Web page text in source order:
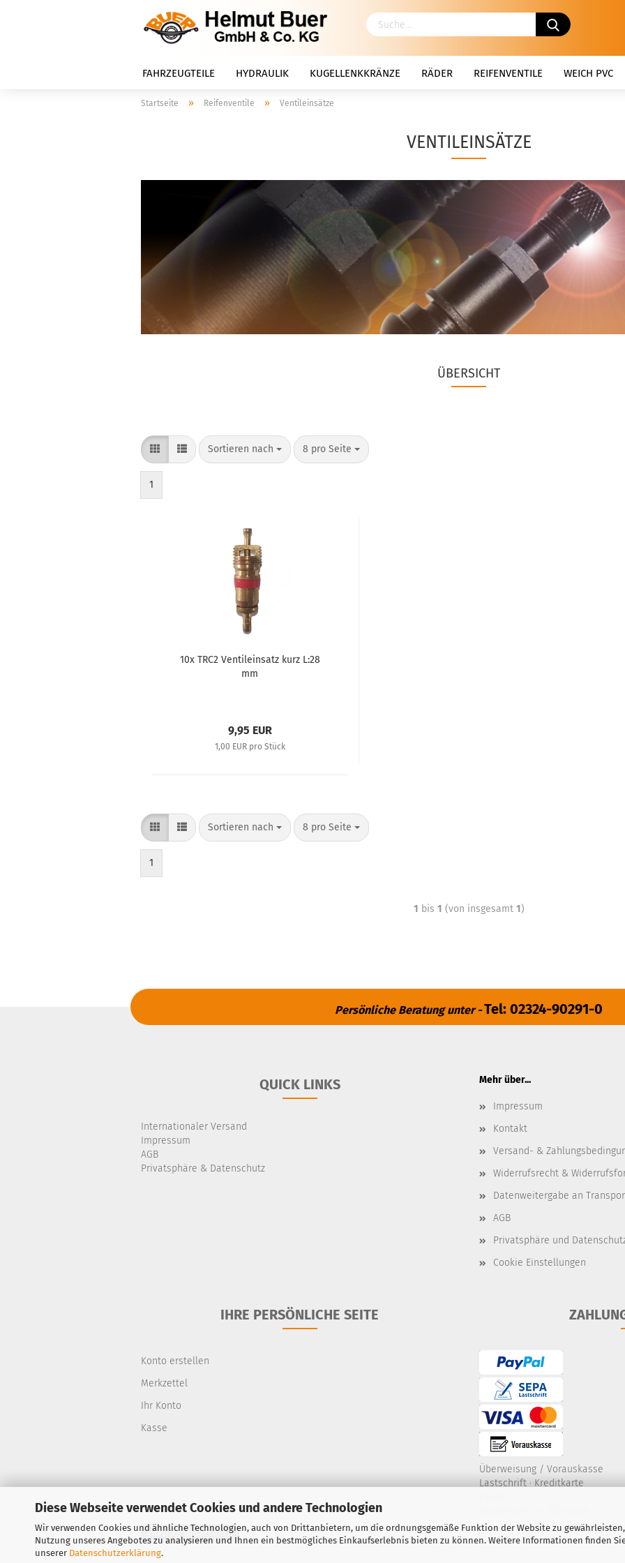
Diese Webseite verwendet Cookies und andere Technologien
Wir verwenden Cookies und ähnliche Technologien, auch von Drittanbietern, um die ordnungsgemäße Funktion der Website zu
Nutzung unseres Angebotes zu analysieren und Ihnen ein bestmögliches Einkaufserlebnis bieten zu können. Weitere Informationen finden
unserer Datenschutzerklärung.
FAHRZEUGTEILE HYDRAULIK KUGELLENKKRÄNZE RÄDER REIFENVENTILE WEICH PVC
Startseite » Reifenventile » Ventileinsätze
VENTILEINSÄTZE
ÜBERSICHT
Sortieren nach 8 pro Seite
1
10x TRC2 Ventileinsatz kurz L:28
mm
9,95 EUR
1,00 EUR pro Stück
Sortieren nach 8 pro Seite
1
1 bis 1 (von insgesamt 1)
Persönliche Beratung unter -Tel: 02324-90291-0
QUICK LINKS
Internationaler Versand
Impressum
AGB
Privatsphäre & Datenschutz
Mehr über...
Impressum
Kontakt
Versand- &
Widerrufsrecht &
Datenweitergabe an
AGB
Privatsphäre und
Cookie Einstellungen
IHRE PERSÖNLICHE SEITE
Konto erstellen
Merkzettel
Ihr Konto
Kasse
Überweisung / Vorauskasse
Lastschrift · Kreditkarte
Vertrag widerrufen